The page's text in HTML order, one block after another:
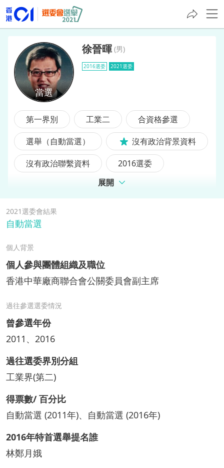
徐晉暉
徐晉暉 (男)
2016選委 2021選委
第一界別 工業二
合資格參選
選舉（自動當選）
沒有政治背景資料
沒有政治聯繫資料
2016選委
展開
2021選委會結果
自動當選
個人背景
個人參與團體組織及職位
香港中華廠商聯合會公關委員會副主席
過往參選選委情況
曾參選年份
2011、2016
過往選委界別分組
工業界(第二)
得票數/ 百分比
自動當選 (2011年)、自動當選 (2016年)
2016年特首選舉提名誰
林鄭月娥